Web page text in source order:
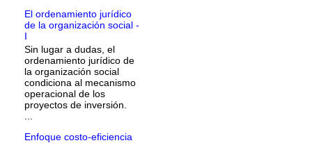
El ordenamiento jurídico
de la organización social -
I
Sin lugar a dudas, el
ordenamiento jurídico de
la organización social
condiciona al mecanismo
operacional de los
proyectos de inversión.
Enfoque costo-eficiencia